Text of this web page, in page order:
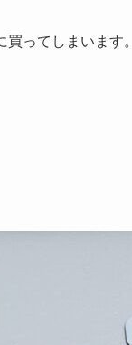
ってしまいます。